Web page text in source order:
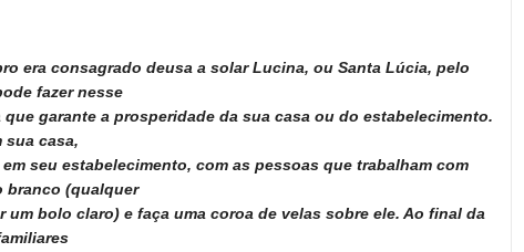
era consagrado deusa a solar Lucina, ou Santa Lúcia, pelo
fazer nesse
que garante a prosperidade da sua casa ou do estabelecimento.
sua casa,
seu estabelecimento, com as pessoas que trabalham com
branco (qualquer
um bolo claro) e faça uma coroa de velas sobre ele. Ao final da